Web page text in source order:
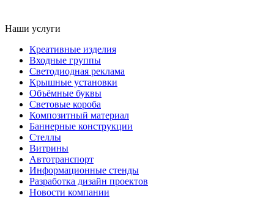
Наши услуги
Креативные изделия
Входные группы
Светодиодная реклама
Крышные установки
Объёмные буквы
Световые короба
Композитный материал
Баннерные конструкции
Стеллы
Витрины
Автотранспорт
Информационные стенды
Разработка дизайн проектов
Новости компании